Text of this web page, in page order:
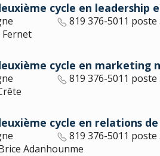
cycle en leadership
819 376-5011 poste
Fernet
cycle en marketing
819 376-5011 poste
cycle en relations
819 376-5011 poste
Adanhounme